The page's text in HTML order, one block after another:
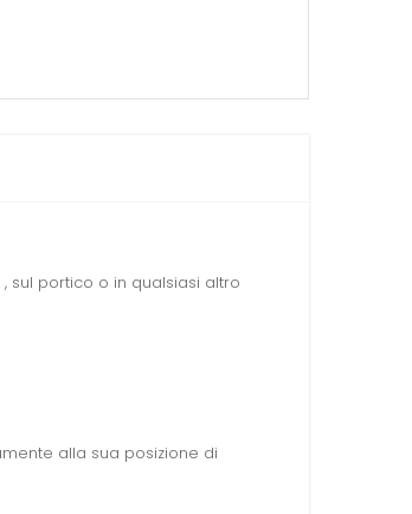
sul portico o in qualsiasi altro
alla sua posizione di